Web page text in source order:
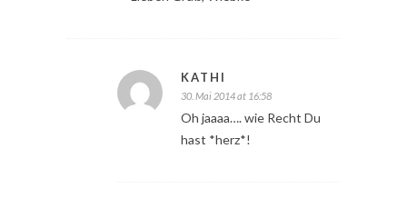
KATHI
30. Mai 2014 at 16:58
Oh jaaaa…. wie Recht Du
hast *herz*!